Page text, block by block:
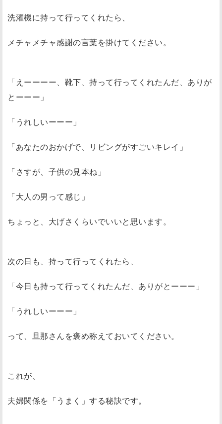
洗濯機に持って行ってくれたら、
メチャメチャ感謝の言葉を掛けてください。
「えーーーー、靴下、持って行ってくれたんだ、ありが
とーーー」
「うれしいーーー」
「あなたのおかげで、リビングがすごいキレイ」
「さすが、子供の見本ね」
「大人の男って感じ」
ちょっと、大げさくらいでいいと思います。
次の日も、持って行ってくれたら、
「今日も持って行ってくれたんだ、ありがとーーー」
「うれしいーーー」
って、旦那さんを褒め称えておいてください。
これが、
夫婦関係を「うまく」する秘訣です。